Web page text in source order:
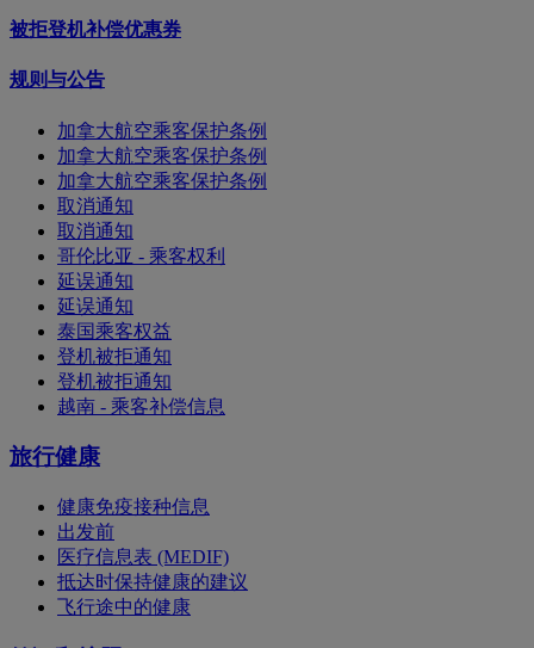
被拒登机补偿优惠券
规则与公告
加拿大航空乘客保护条例
加拿大航空乘客保护条例
加拿大航空乘客保护条例
取消通知
取消通知
哥伦比亚 - 乘客权利
延误通知
延误通知
泰国乘客权益
登机被拒通知
登机被拒通知
越南 - 乘客补偿信息
旅行健康
健康免疫接种信息
出发前
医疗信息表 (MEDIF)
抵达时保持健康的建议
飞行途中的健康